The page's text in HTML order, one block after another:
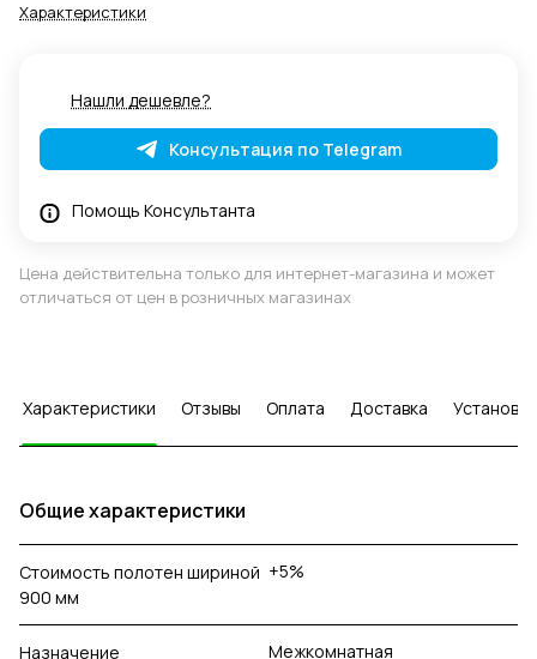
Характеристики
Нашли дешевле?
Консультация по Telegram
Помощь Консультанта
Цена действительна только для интернет-магазина и может
отличаться от цен в розничных магазинах
Характеристики Отзывы Оплата Доставка Установка
Общие характеристики
Стоимость полотен шириной
900 мм
+5%
Назначение Межкомнатная